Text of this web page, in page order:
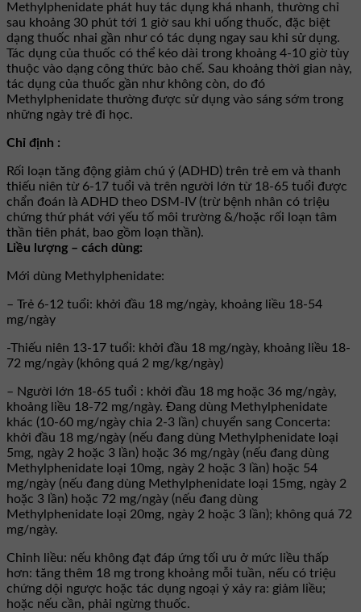
Methylphenidate phát huy tác dụng khá nhanh, thường chỉ
sau khoảng 30 phút tới 1 giờ sau khi uống thuốc, đặc biệt
dạng thuốc nhai gần như có tác dụng ngay sau khi sử dụng.
Tác dụng của thuốc có thể kéo dài trong khoảng 4-10 giờ tùy
thuộc vào dạng công thức bào chế. Sau khoảng thời gian này,
tác dụng của thuốc gần như không còn, do đó
Methylphenidate thường được sử dụng vào sáng sớm trong
những ngày trẻ đi học.
Chỉ định :
Rối loạn tăng động giảm chú ý (ADHD) trên trẻ em và thanh
thiếu niên từ 6-17 tuổi và trên người lớn từ 18-65 tuổi được
chẩn đoán là ADHD theo DSM-IV (trừ bệnh nhân có triệu
chứng thứ phát với yếu tố môi trường &/hoặc rối loạn tâm
thần tiên phát, bao gồm loạn thần).
Liều lượng – cách dùng:
Mới dùng Methylphenidate:
– Trẻ 6-12 tuổi: khởi đầu 18 mg/ngày, khoảng liều 18-54
mg/ngày
-Thiếu niên 13-17 tuổi: khởi đầu 18 mg/ngày, khoảng liều 18-
72 mg/ngày (không quá 2 mg/kg/ngày)
– Người lớn 18-65 tuổi : khởi đầu 18 mg hoặc 36 mg/ngày,
khoảng liều 18-72 mg/ngày. Đang dùng Methylphenidate
khác (10-60 mg/ngày chia 2-3 lần) chuyển sang Concerta:
khởi đầu 18 mg/ngày (nếu đang dùng Methylphenidate loại
5mg, ngày 2 hoặc 3 lần) hoặc 36 mg/ngày (nếu đang dùng
Methylphenidate loại 10mg, ngày 2 hoặc 3 lần) hoặc 54
mg/ngày (nếu đang dùng Methylphenidate loại 15mg, ngày 2
hoặc 3 lần) hoặc 72 mg/ngày (nếu đang dùng
Methylphenidate loại 20mg, ngày 2 hoặc 3 lần); không quá 72
mg/ngày.
Chỉnh liều: nếu không đạt đáp ứng tối ưu ở mức liều thấp
hơn: tăng thêm 18 mg trong khoảng mỗi tuần, nếu có triệu
chứng dội ngược hoặc tác dụng ngoại ý xảy ra: giảm liều;
hoặc nếu cần, phải ngừng thuốc.